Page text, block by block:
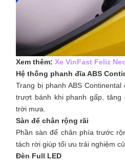
Xem thêm: Xe VinFast Feliz
Hệ thống phanh đĩa ABS
Trang bị phanh ABS
trượt bánh khi phanh gấp,
trời mưa.
Sàn để chân rộng rãi
Phần sàn để chân phía trước
tách rời giúp tối ưu trải nghiệm
Đèn Full LED